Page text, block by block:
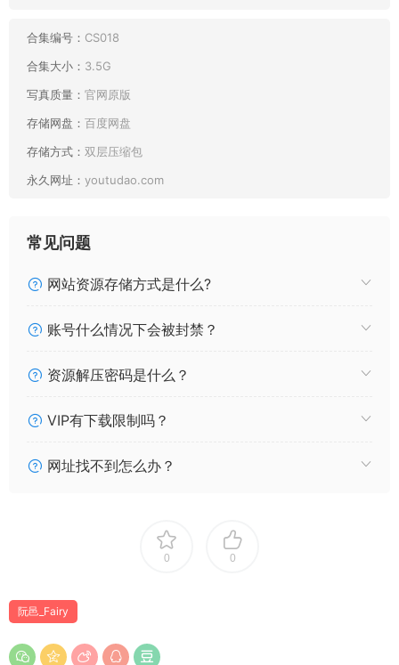
合集编号： CS018
合集大小： 3.5G
写真质量： 官网原版
存储网盘： 百度网盘
存储方式： 双层压缩包
永久网址： youtudao.com
常见问题
网站资源存储方式是什么?
账号什么情况下会被封禁？
资源解压密码是什么？
VIP有下载限制吗？
网址找不到怎么办？
0 0
阮邑_Fairy